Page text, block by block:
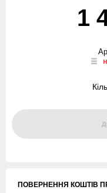
1
ПОВЕРНЕННЯ КОШТIВ